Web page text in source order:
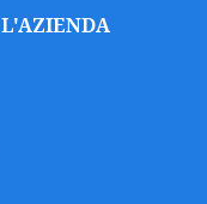
L'AZIENDA